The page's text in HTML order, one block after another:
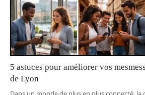
5 astuces pour améliorer vos
de Lyon